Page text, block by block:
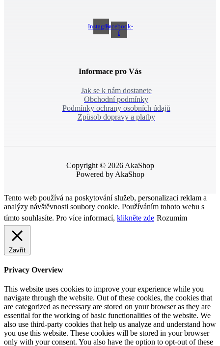
InstagramFacebook-
f
Informace pro Vás
Jak se k nám dostanete
Obchodní podmínky
Podmínky ochrany osobních údajů
Způsob dopravy a platby
Copyright © 2026 AkaShop
Powered by AkaShop
Tento web používá na poskytování služeb, personalizaci reklam a
analýzy návštěvnosti soubory cookie. Používáním tohoto webu s
tímto souhlasíte. Pro více informací, klikněte zde Rozumím
Zavřít
Privacy Overview
This website uses cookies to improve your experience while you
navigate through the website. Out of these cookies, the cookies that
are categorized as necessary are stored on your browser as they are
essential for the working of basic functionalities of the website. We
also use third-party cookies that help us analyze and understand how
you use this website. These cookies will be stored in your browser
only with your consent. You also have the option to opt-out of these